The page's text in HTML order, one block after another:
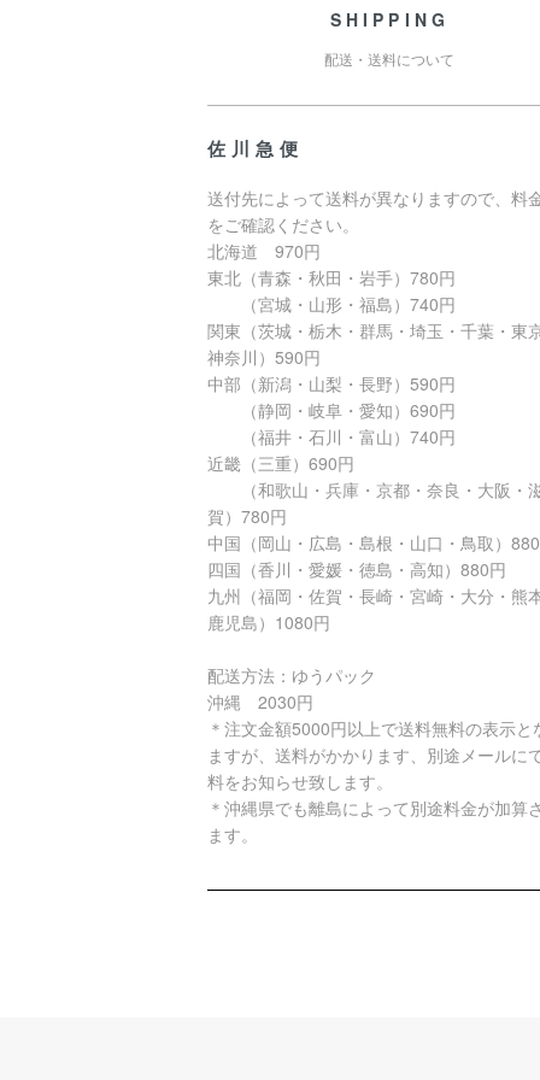
SHIPPING
配送・送料について
佐川急便
送付先によって送料が異なりますので、料
をご確認ください。
北海道 970円
東北（青森・秋田・岩手）780円
（宮城・山形・福島）740円
関東（茨城・栃木・群馬・埼玉・千葉・東
神奈川）590円
中部（新潟・山梨・長野）590円
（静岡・岐阜・愛知）690円
（福井・石川・富山）740円
近畿（三重）690円
（和歌山・兵庫・京都・奈良・大阪・
賀）780円
中国（岡山・広島・島根・山口・鳥取）
四国（香川・愛媛・徳島・高知）880円
九州（福岡・佐賀・長崎・宮崎・大分・熊
鹿児島）1080円
配送方法：ゆうパック
沖縄 2030円
＊注文金額5000円以上で送料無料の表示と
ますが、送料がかかります、別途メールに
料をお知らせ致します。
＊沖縄県でも離島によって別途料金が加算
ます。